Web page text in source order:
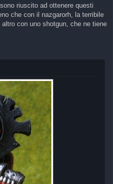
riuscito ad ottenere questi
che con il nazgarorh, la terribile
con uno shotgun, che ne tiene